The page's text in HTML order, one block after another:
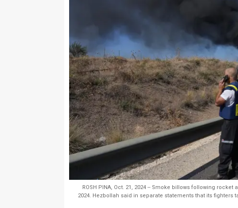
ROSH PINA, Oct. 21, 2024 -- Smoke billows following
2024. Hezbollah said in separate statements that its